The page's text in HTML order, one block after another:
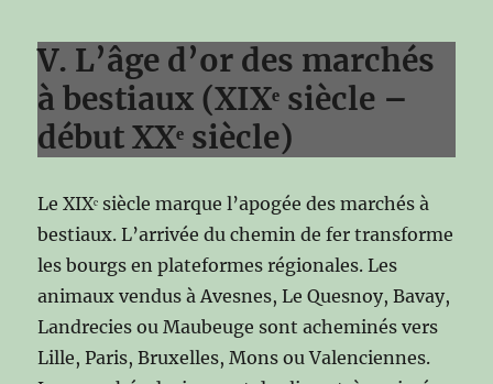
V. L’âge d’or des marchés
à bestiaux (XIXᵉ siècle –
début XXᵉ siècle)
Le XIXᵉ siècle marque l’apogée des marchés à
bestiaux. L’arrivée du chemin de fer transforme
les bourgs en plateformes régionales. Les
animaux vendus à Avesnes, Le Quesnoy, Bavay,
Landrecies ou Maubeuge sont acheminés vers
Lille, Paris, Bruxelles, Mons ou Valenciennes.